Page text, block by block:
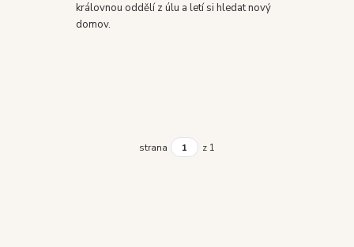
královnou oddělí z úlu a letí si hledat nový
domov.
strana z 1